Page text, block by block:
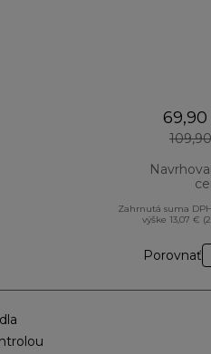
Zahrnutá suma
výške 13,07 €
Porovnať